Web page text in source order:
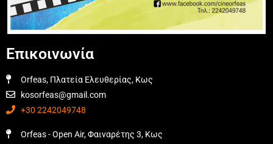
Επικοινωνία
Orfeas, Πλατεία Ελευθερίας, Κως
kosorfeas@gmail.com
+30 2242049748
Orfeas - Open Air, Φαιναρέτης 3, Κως